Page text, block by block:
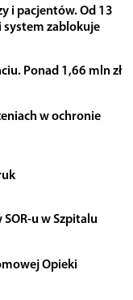
i pacjentów. Od 13
zablokuje
Ponad 1,66 mln zł
w ochronie
u w Szpitalu
Opieki